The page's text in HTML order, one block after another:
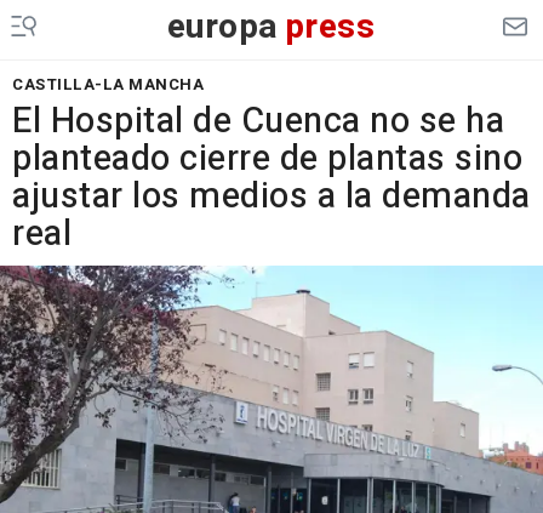
europa press
CASTILLA-LA MANCHA
El Hospital de Cuenca no se ha
planteado cierre de plantas sino
ajustar los medios a la demanda
real